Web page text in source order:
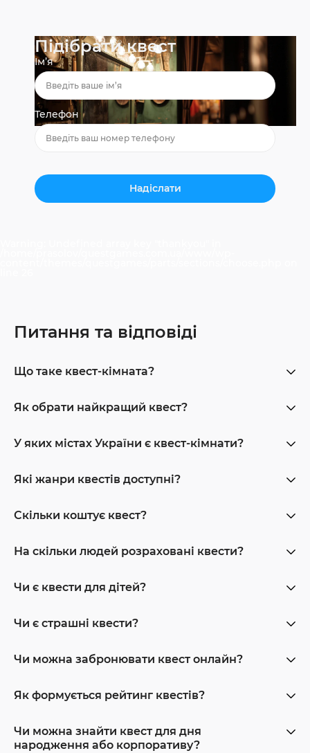
Підібрати квест
Ім’я
Телефон
Питання та відповіді
Що таке квест-кімната?
Як обрати найкращий квест?
У яких містах України є квест-кімнати?
Які жанри квестів доступні?
Скільки коштує квест?
На скільки людей розраховані квести?
Чи є квести для дітей?
Чи є страшні квести?
Чи можна забронювати квест онлайн?
Як формується рейтинг квестів?
Чи можна знайти квест для дня
народження або корпоративу?